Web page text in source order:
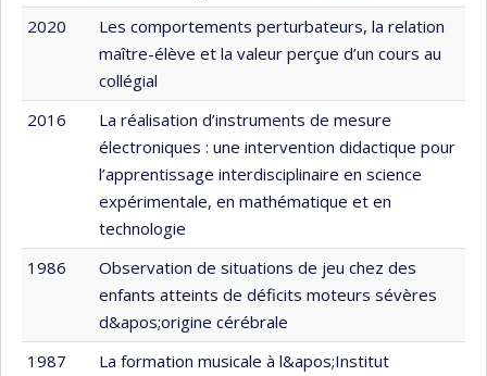
2020
Les comportements perturbateurs, la relation
maître-élève et la valeur perçue d’un cours au
collégial
2016
La réalisation d’instruments de mesure
électroniques : une intervention didactique pour
l’apprentissage interdisciplinaire en science
expérimentale, en mathématique et en
technologie
1986
Observation de situations de jeu chez des
enfants atteints de déficits moteurs sévères
d&apos;origine cérébrale
1987
La formation musicale à l&apos;Institut